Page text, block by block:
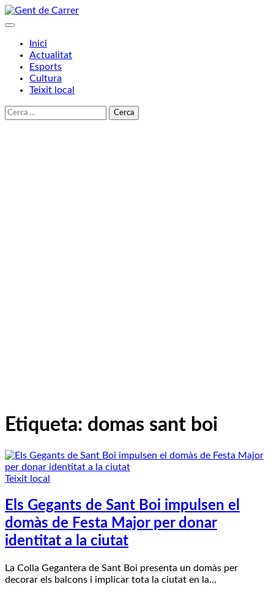
Skip
to
Inici
Actualitat
Esports
Cultura
Teixit local
Cerca:
Etiqueta: domas sant boi
Teixit local
Els Gegants de Sant Boi impulsen el
domàs de Festa Major per donar
identitat a la ciutat
La Colla Gegantera de Sant Boi presenta un domàs per
decorar els balcons i implicar tota la ciutat en la…